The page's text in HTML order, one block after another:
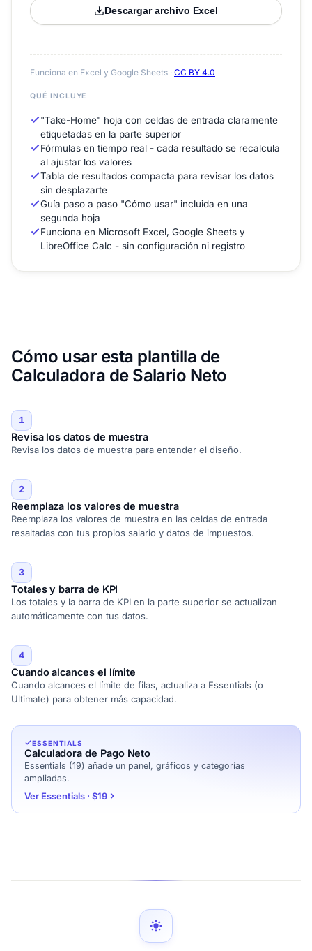
Descargar archivo Excel
Funciona en Excel y Google Sheets · CC BY 4.0
QUÉ INCLUYE
"Take-Home" hoja con celdas de entrada claramente
etiquetadas en la parte superior
Fórmulas en tiempo real - cada resultado se recalcula
al ajustar los valores
Tabla de resultados compacta para revisar los datos
sin desplazarte
Guía paso a paso "Cómo usar" incluida en una
segunda hoja
Funciona en Microsoft Excel, Google Sheets y
LibreOffice Calc - sin configuración ni registro
Cómo usar esta plantilla de
Calculadora de Salario Neto
1
Revisa los datos de muestra
Revisa los datos de muestra para entender el diseño.
2
Reemplaza los valores de muestra
Reemplaza los valores de muestra en las celdas de entrada
resaltadas con tus propios salario y datos de impuestos.
3
Totales y barra de KPI
Los totales y la barra de KPI en la parte superior se actualizan
automáticamente con tus datos.
4
Cuando alcances el límite
Cuando alcances el límite de filas, actualiza a Essentials (o
Ultimate) para obtener más capacidad.
ESSENTIALS
Calculadora de Pago Neto
Essentials (19) añade un panel, gráficos y categorías
ampliadas.
Ver Essentials · $19